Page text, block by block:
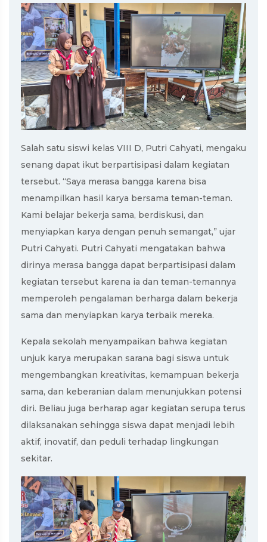
Salah satu siswi kelas VIII D, Putri Cahyati, mengaku
senang dapat ikut berpartisipasi dalam kegiatan
tersebut. “Saya merasa bangga karena bisa
menampilkan hasil karya bersama teman-teman.
Kami belajar bekerja sama, berdiskusi, dan
menyiapkan karya dengan penuh semangat,” ujar
Putri Cahyati. Putri Cahyati mengatakan bahwa
dirinya merasa bangga dapat berpartisipasi dalam
kegiatan tersebut karena ia dan teman-temannya
memperoleh pengalaman berharga dalam bekerja
sama dan menyiapkan karya terbaik mereka.
Kepala sekolah menyampaikan bahwa kegiatan
unjuk karya merupakan sarana bagi siswa untuk
mengembangkan kreativitas, kemampuan bekerja
sama, dan keberanian dalam menunjukkan potensi
diri. Beliau juga berharap agar kegiatan serupa terus
dilaksanakan sehingga siswa dapat menjadi lebih
aktif, inovatif, dan peduli terhadap lingkungan
sekitar.